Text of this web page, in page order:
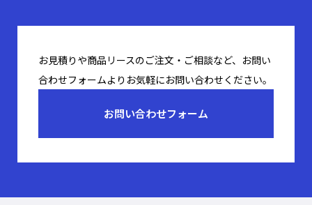
お見積りや商品リースのご注文・ご相談など、お問い
合わせフォームよりお気軽にお問い合わせください。
お問い合わせフォーム